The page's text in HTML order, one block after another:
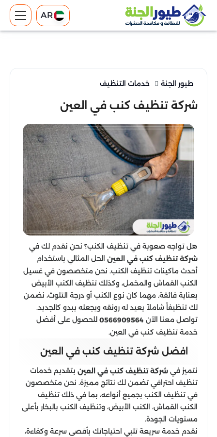
AR
طيور الجنة خدمات التنظيف
شركة تنظيف كنب في العين
هل تواجه صعوبة في تنظيف الكنب؟ نحن نقدم لك في
شركة تنظيف كنب في العين الحل المثالي باستخدام
أحدث ماكينات تنظيف الكنب. نحن متخصصون في غسيل
الكنب القماش والمخمل، وكذلك تنظيف الكنب الأبيض
بعناية فائقة. مهما كان نوع الكنب أو درجة التلوث، نضمن
لك تنظيفاً شاملاً يعيد له رونقه ويجعله يبدو كالجديد.
تواصل معنا الآن 0566909564 للحصول على أفضل
خدمة تنظيف كنب في العين.
افضل شركة تنظيف كنب في العين
نتميز في شركة تنظيف كنب في العين بتقديم خدمات
تنظيف احترافي تضمن لك نتائج مميزة. نحن متخصصون
في تنظيف الكنب بجميع أنواعه، بما في ذلك تنظيف
الكنب القماش، الكنب الأبيض، وتنظيف الكنب بالبخار بأعلى
مستويات الجودة.
نقدم خدمة سريعة تلبي احتياجاتك بأقصى سرعة وكفاءة،